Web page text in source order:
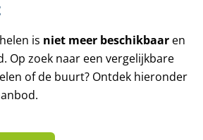
is niet meer beschikbaar en
Op zoek naar een vergelijkbare
of de buurt? Ontdek hieronder